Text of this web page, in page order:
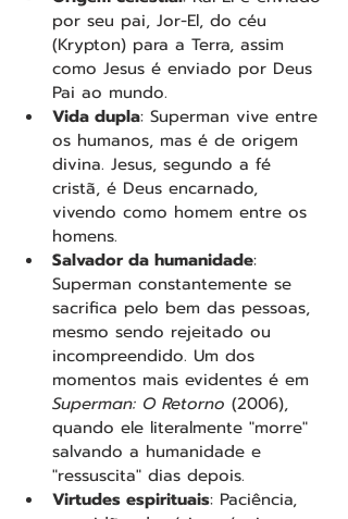
por seu pai, Jor-El, do céu
(Krypton) para a Terra, assim
como Jesus é enviado por Deus
Pai ao mundo.
Vida dupla: Superman vive entre
os humanos, mas é de origem
divina. Jesus, segundo a fé
cristã, é Deus encarnado,
vivendo como homem entre os
homens.
Salvador da humanidade:
Superman constantemente se
sacrifica pelo bem das pessoas,
mesmo sendo rejeitado ou
incompreendido. Um dos
momentos mais evidentes é em
Superman: O Retorno (2006),
quando ele literalmente "morre"
salvando a humanidade e
"ressuscita" dias depois.
Virtudes espirituais: Paciência,